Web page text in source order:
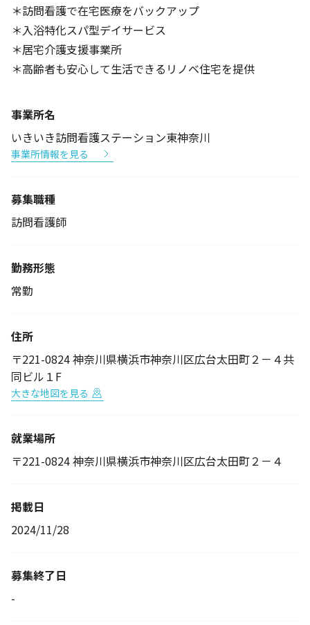
＊訪問看護で在宅医療をバックアップ
＊入浴特化スパ型デイサービス
＊居宅介護支援事業所
＊高齢者も安心して生活できるリノベ住宅を提供
事業所名
いきいき訪問看護ステーション東神奈川
事業所情報を見る
募集職種
訪問看護師
勤務形態
常勤
住所
〒221-0824 神奈川県横浜市神奈川区広台太田町２－４共
同ビル１F
大きな地図を見る
就業場所
〒221-0824 神奈川県横浜市神奈川区広台太田町２－４
掲載日
2024/11/28
募集終了日
-